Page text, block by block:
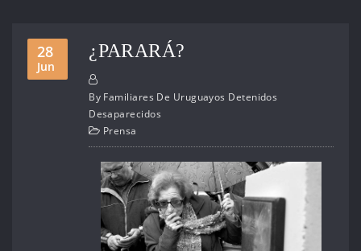
28
Jun
¿PARARÁ?
By Familiares De Uruguayos Detenidos
Desaparecidos
Prensa